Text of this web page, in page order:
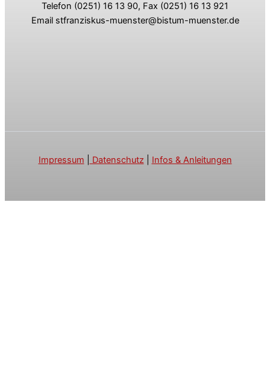
Telefon (0251) 16 13 90, Fax (0251) 16 13 921
Email stfranziskus-muenster@bistum-muenster.de
Impressum Datenschutz Infos & Anleitungen